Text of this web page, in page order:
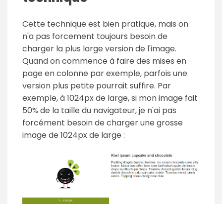
Cette technique est bien pratique, mais on
n'a pas forcement toujours besoin de
charger la plus large version de l'image.
Quand on commence à faire des mises en
page en colonne par exemple, parfois une
version plus petite pourrait suffire. Par
exemple, à 1024px de large, si mon image fait
50% de la taille du navigateur, je n'ai pas
forcément besoin de charger une grosse
image de 1024px de large :